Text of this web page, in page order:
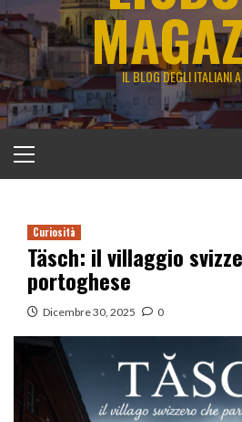
IL BLOG DEGLI ITALIANI
principale
Curiosità
Täsch: il villaggio
portoghese
Dicembre 30, 2025 0